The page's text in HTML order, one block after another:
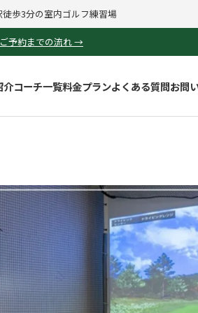
歩3分の室内ゴルフ練習場
ご予約までの流れ →
介コーチ一覧料金プランよくある質問お問